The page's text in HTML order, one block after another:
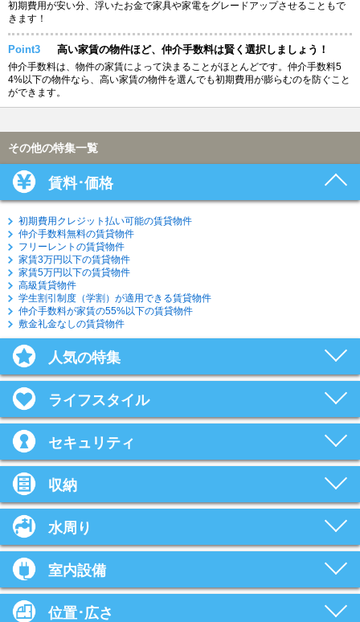
初期費用が安い分、浮いたお金で家具や家電をグレードアップさせることもで
きます！
Point3 高い家賃の物件ほど、仲介手数料は賢く選択しましょう！
仲介手数料は、物件の家賃によって決まることがほとんどです。仲介手数料5
4%以下の物件なら、高い家賃の物件を選んでも初期費用が膨らむのを防ぐこと
ができます。
その他の特集一覧
賃料･価格
初期費用クレジット払い可能の賃貸物件
仲介手数料無料の賃貸物件
フリーレントの賃貸物件
家賃3万円以下の賃貸物件
家賃5万円以下の賃貸物件
高級賃貸物件
学生割引制度（学割）が適用できる賃貸物件
仲介手数料が家賃の55%以下の賃貸物件
敷金礼金なしの賃貸物件
人気の特集
ライフスタイル
セキュリティ
収納
水周り
室内設備
位置･広さ